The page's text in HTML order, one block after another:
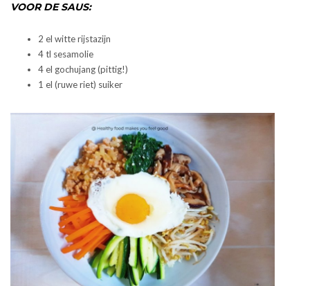
VOOR DE SAUS:
2 el witte rijstazijn
4 tl sesamolie
4 el gochujang (pittig!)
1 el (ruwe riet) suiker